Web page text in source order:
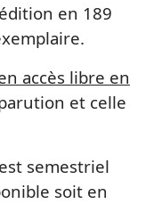
en 189
accès libre en
et celle
semestriel
soit en